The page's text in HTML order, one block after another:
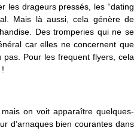
les drageurs pressés, les “dating
Mais là aussi, cela génère de
Des tromperies qui ne se
car elles ne concernent que
Pour les frequent flyers, cela
on voit apparaître quelques-
d’arnaques bien courantes dans